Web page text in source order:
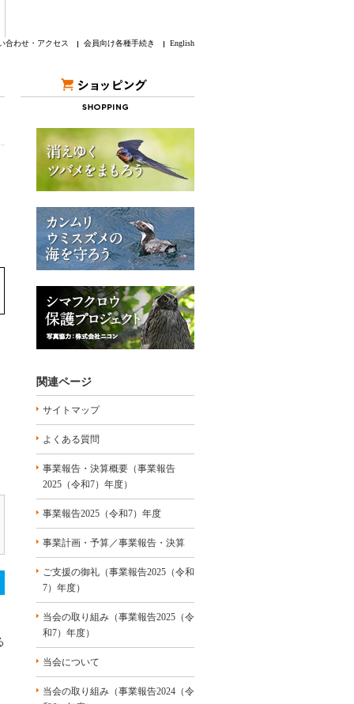
合わせ・アクセス 会員向け各種手続き English
関連ページ
サイトマップ
よくある質問
事業報告・決算概要（事業報告
2025（令和7）年度）
事業報告2025（令和7）年度
事業計画・予算／事業報告・決算
ご支援の御礼（事業報告2025（令和
7）年度）
当会の取り組み（事業報告2025（令
和7）年度）
当会について
当会の取り組み（事業報告2024（令